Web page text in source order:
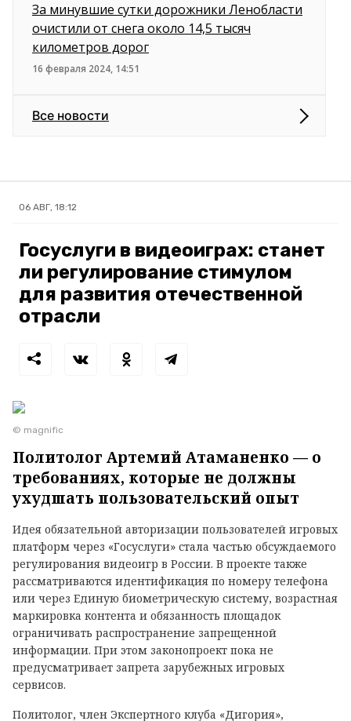
За минувшие сутки дорожники Ленобласти
очистили от снега около 14,5 тысяч
километров дорог
16 февраля 2024, 14:51
Все новости
06 АВГ, 18:12
Госуслуги в видеоиграх: станет
ли регулирование стимулом
для развития отечественной
отрасли
© magnific
Политолог Артемий Атаманенко — о
требованиях, которые не должны
ухудшать пользовательский опыт
Идея обязательной авторизации пользователей игровых
платформ через «Госуслуги» стала частью обсуждаемого
регулирования видеоигр в России. В проекте также
рассматриваются идентификация по номеру телефона
или через Единую биометрическую систему, возрастная
маркировка контента и обязанность площадок
ограничивать распространение запрещенной
информации. При этом законопроект пока не
предусматривает запрета зарубежных игровых
сервисов.
Политолог, член Экспертного клуба «Дигория»,